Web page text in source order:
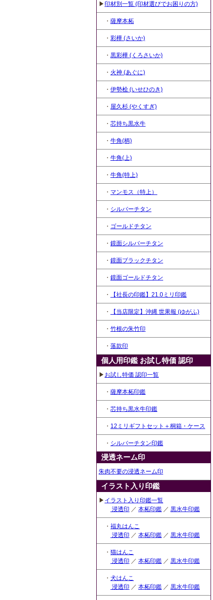
▶印材別一覧 (印材選びでお困りの方)
・ 薩摩本柘
・ 彩樺 (さいか)
・ 黒彩樺 (くろさいか)
・ 火神 (あぐに)
・ 伊勢桧 (いせひのき)
・ 屋久杉 (やくすぎ)
・ 芯持ち黒水牛
・ 牛角(柄)
・ 牛角(上)
・ 牛角(特上)
・ マンモス（特上）
・ シルバーチタン
・ ゴールドチタン
・ 鏡面シルバーチタン
・ 鏡面ブラックチタン
・ 鏡面ゴールドチタン
・ 【社長の印鑑】21.0ミリ印鑑
・ 【当店限定】沖縄 世果報 (ゆがふ)
・ 竹根の朱竹印
・ 落款印
個人用印鑑 お試し特価 認印
▶ お試し特価 認印一覧
・ 薩摩本柘印鑑
・ 芯持ち黒水牛印鑑
・ 12ミリギフトセット＋桐箱・ケース
・ シルバーチタン印鑑
浸透ネーム印
朱肉不要の浸透ネーム印
イラスト入り印鑑
▶ イラスト入り印鑑一覧
浸透印 ／ 本柘印鑑 ／ 黒水牛印鑑
・ 福丸はんこ
浸透印 ／ 本柘印鑑 ／ 黒水牛印鑑
・ 猫はんこ
浸透印 ／ 本柘印鑑 ／ 黒水牛印鑑
・ 犬はんこ
浸透印 ／ 本柘印鑑 ／ 黒水牛印鑑